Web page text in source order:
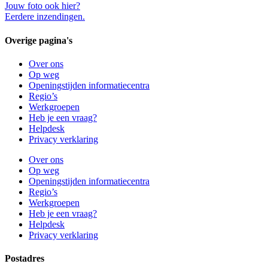
Jouw foto ook hier?
Eerdere inzendingen.
Overige pagina's
Over ons
Op weg
Openingstijden informatiecentra
Regio’s
Werkgroepen
Heb je een vraag?
Helpdesk
Privacy verklaring
Over ons
Op weg
Openingstijden informatiecentra
Regio’s
Werkgroepen
Heb je een vraag?
Helpdesk
Privacy verklaring
Postadres